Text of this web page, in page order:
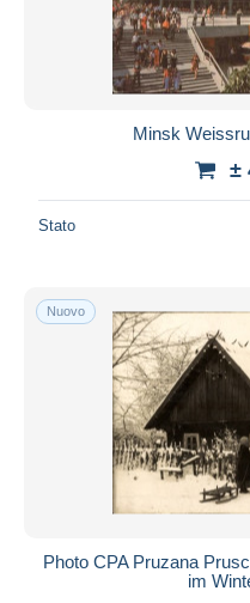
Minsk
±
Stato
Nuovo
Photo CPA Pruzana
im